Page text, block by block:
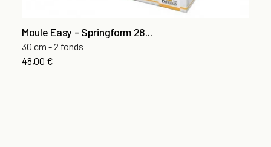
Moule Easy - Springform 28...
30 cm - 2 fonds
48,00 €